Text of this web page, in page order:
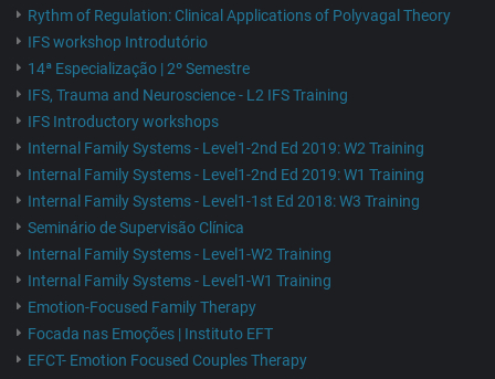
Rythm of Regulation: Clinical Applications of Polyvagal Theory
IFS workshop Introdutório
14ª Especialização | 2º Semestre
IFS, Trauma and Neuroscience - L2 IFS Training
IFS Introductory workshops
Internal Family Systems - Level1-2nd Ed 2019: W2 Training
Internal Family Systems - Level1-2nd Ed 2019: W1 Training
Internal Family Systems - Level1-1st Ed 2018: W3 Training
Seminário de Supervisão Clínica
Internal Family Systems - Level1-W2 Training
Internal Family Systems - Level1-W1 Training
Emotion-Focused Family Therapy
Focada nas Emoções | Instituto EFT
EFCT- Emotion Focused Couples Therapy